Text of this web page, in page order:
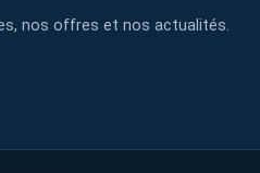
nos offres et nos actualités.